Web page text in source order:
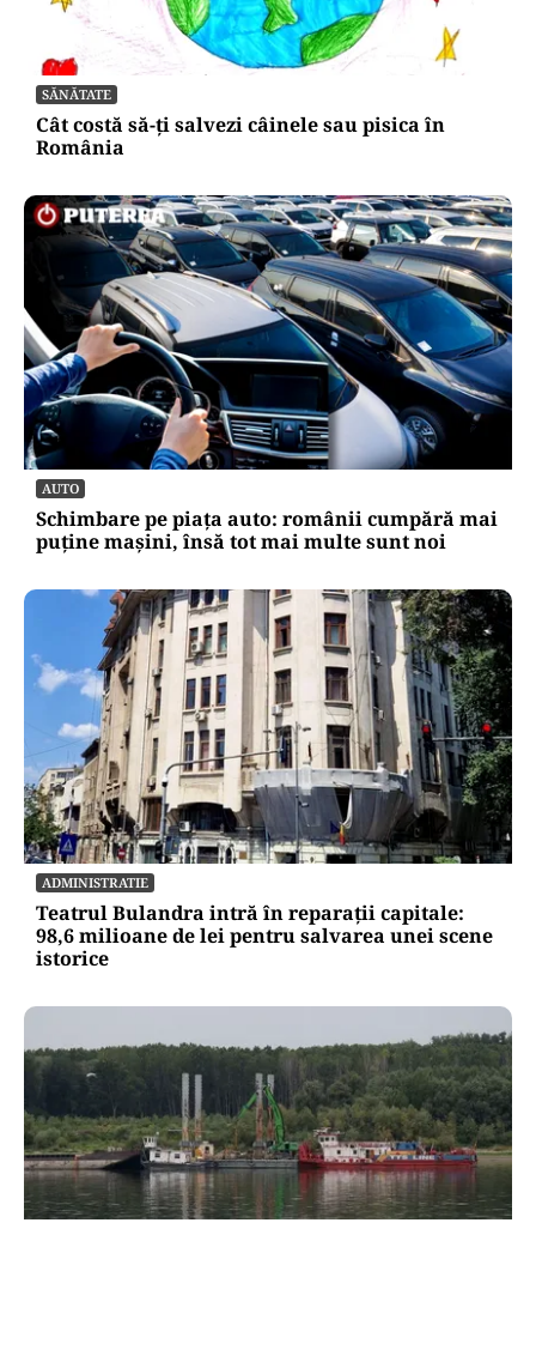
SĂNĂTATE
Cât costă să-ți salvezi câinele sau pisica în
România
AUTO
Schimbare pe piața auto: românii cumpără mai
puține mașini, însă tot mai multe sunt noi
ADMINISTRATIE
Teatrul Bulandra intră în reparații capitale:
98,6 milioane de lei pentru salvarea unei scene
istorice